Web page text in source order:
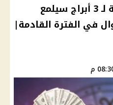
توقعات نيفين أبو شالة لـ 3 أبراج سيلمع
في الفترة القادمة|